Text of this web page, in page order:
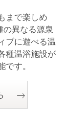
まで楽しめ
の異なる源泉
ブに遊べる温
種温浴施設が
です。